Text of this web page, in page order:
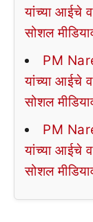
यांच्या आईचे
सोशल
PM
यांच्या आईचे
सोशल
PM
यांच्या आईचे
सोशल